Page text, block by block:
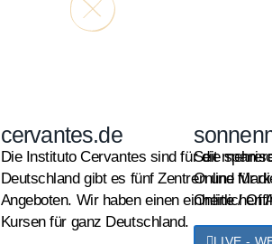
cervantes.de
Die Instituto Cervantes sind für die
Deutschland gibt es fünf Zentren und für
Angeboten. Wir haben einen einheitlichen
Kursen für ganz Deutschland.
Seit
Online
Online /